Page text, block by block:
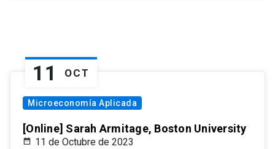
11 OCT
Microeconomía Aplicada
[Online] Sarah Armitage, Boston University
11 de Octubre de 2023